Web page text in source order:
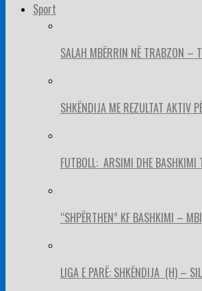
Sport
SALAH MBËRRIN NË TRABZON –
SHKËNDIJA ME REZULTAT AKTIV
FUTBOLL: ARSIMI DHE BASHKIMI
“SHPËRTHEN” KF BASHKIMI –
LIGA E PARË: SHKËNDIJA (H) –